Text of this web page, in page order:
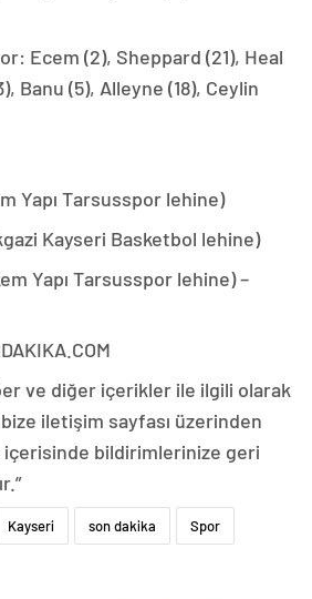
Ecem (2), Sheppard (21), Heal
Banu (5), Alleyne (18), Ceylin
Yapı Tarsusspor lehine)
Kayseri Basketbol lehine)
Yapı Tarsusspor lehine) –
ve diğer içerikler ile ilgili olarak
iletişim sayfası üzerinden
içerisinde bildirimlerinize geri
Kayseri son dakika Spor